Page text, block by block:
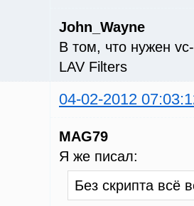
John_Wayne
В том, что нужен
LAV Filters
04-02-2012
MAG79
Я же писал:
Без скрипта всё